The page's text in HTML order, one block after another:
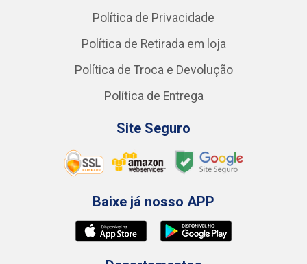
Política de Privacidade
Política de Retirada em loja
Política de Troca e Devolução
Política de Entrega
Site Seguro
Baixe já nosso APP